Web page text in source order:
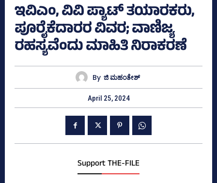
ಇವಿಎಂ, ವಿವಿ ಪ್ಯಾಟ್‌ ತಯಾರಕರು,
ಪೂರೈಕೆದಾರರ ವಿವರ; ವಾಣಿಜ್ಯ
ರಹಸ್ಯವೆಂದು ಮಾಹಿತಿ ನಿರಾಕರಣೆ
By ಜಿ ಮಹಂತೇಶ್
April 25, 2024
Support THE-FILE